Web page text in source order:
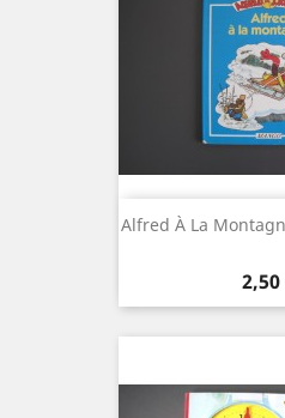
Alfred À La
Prix
2,50